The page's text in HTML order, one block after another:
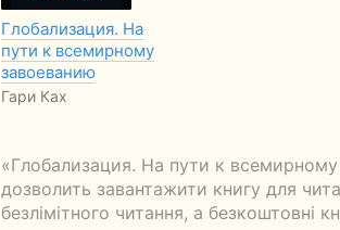
Глобализация. На
пути к всемирному
завоеванию
Гари Ках
«Глобализация. На пути к
дозволить завантажити книгу для
безлімітного читання, а безкоштовні